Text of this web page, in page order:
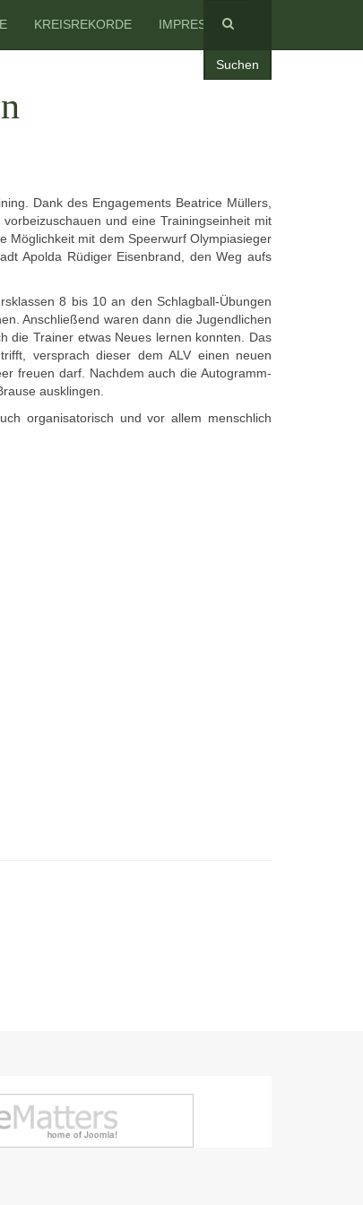
Suchen
KREISREKORDE IMPRESSUM
Dank des Engagements Beatrice Müllers,
und eine Trainingseinheit mit
Möglichkeit mit dem Speerwurf Olympiasieger
Apolda Rüdiger Eisenbrand, den Weg aufs
8 bis 10 an den Schlagball-Übungen
Anschließend waren dann die Jugendlichen
die Trainer etwas Neues lernen konnten. Das
versprach dieser dem ALV einen neuen
freuen darf. Nachdem auch die Autogramm-
ausklingen.
organisatorisch und vor allem menschlich